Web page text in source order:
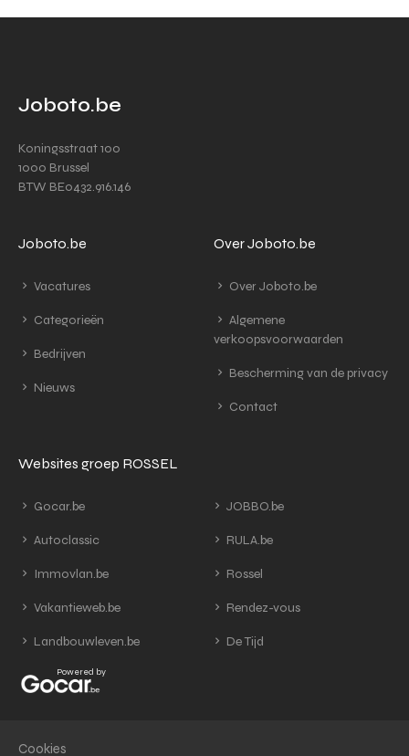
Joboto.be
Koningsstraat 100
1000 Brussel
BTW BE0432.916.146
Joboto.be
Vacatures
Categorieën
Bedrijven
Nieuws
Over Joboto.be
Over Joboto.be
Algemene
verkoopsvoorwaarden
Bescherming van de privacy
Contact
Websites groep ROSSEL
Gocar.be
Autoclassic
Immovlan.be
Vakantieweb.be
Landbouwleven.be
JOBBO.be
RULA.be
Rossel
Rendez-vous
De Tijd
Powered by
Cookies